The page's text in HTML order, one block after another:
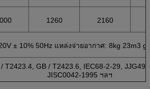
1260 2160
± 10% 50Hz แหล่งจ่ายอากาศ: 8kg 23m3
T2423.4, GB / T2423.6, IEC68-2-29,
JISC0042-1995 ฯลฯ